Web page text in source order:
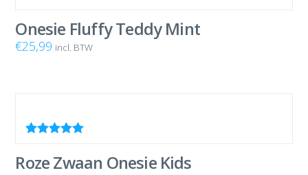
Onesie Fluffy Teddy Mint
€25,99 incl. BTW
uit 5
Roze Zwaan Onesie Kids